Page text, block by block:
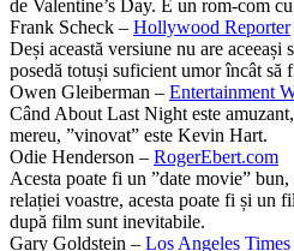
de Valentine’s Day. E un rom-com
Frank Scheck – Hollywood Reporter
Deși această versiune nu are
posedă totuși suficient umor încât să
Owen Gleiberman – Entertainment
Când About Last Night este
mereu, ”vinovat” este Kevin Hart.
Odie Henderson – RogerEbert.com
Acesta poate fi un ”date movie”
relației voastre, acesta poate fi și un
după film sunt inevitabile.
Gary Goldstein – Los Angeles Times